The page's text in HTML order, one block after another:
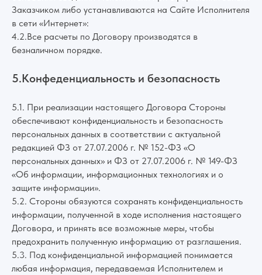
Заказчиком либо устанавливаются на Сайте Исполнителя
в сети «Интернет»:
4.2.Все расчеты по Договору производятся в
безналичном порядке.
5.Конфеденциальность и безопасность
5.1. При реализации настоящего Договора Стороны
обеспечивают конфиденциальность и безопасность
персональных данных в соответствии с актуальной
редакцией ФЗ от 27.07.2006 г. № 152-ФЗ «О
персональных данных» и ФЗ от 27.07.2006 г. № 149-ФЗ
«Об информации, информационных технологиях и о
защите информации».
5.2. Стороны обязуются сохранять конфиденциальность
информации, полученной в ходе исполнения настоящего
Договора, и принять все возможные меры, чтобы
предохранить полученную информацию от разглашения.
5.3. Под конфиденциальной информацией понимается
любая информация, передаваемая Исполнителем и